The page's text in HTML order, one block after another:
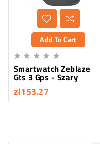
Add To Cart
    
Smartwatch Zeblaze
Gts 3 Gps - Szary
zł153.27